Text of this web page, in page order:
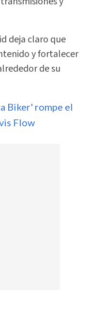
deja claro que
y fortalecer
de su
Biker' rompe el
Flow